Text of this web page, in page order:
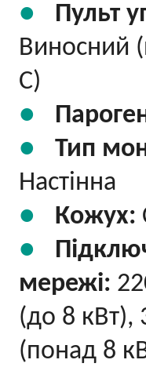
Пульт
Виносний
С)
Тип
Настінна
Кожух:
мережі:
(до 8 кВт),
(понад 8